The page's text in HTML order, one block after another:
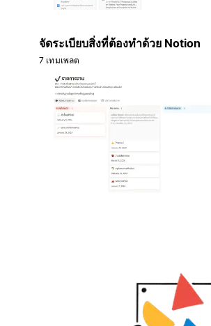
จัดระเบียบสิ่งที่ต้องทำด้วย Notion
7 เทมเพลต